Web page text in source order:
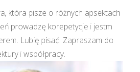
która pisze o różnych apsektach
prowadzę korepetycje i jestm
Lubię pisać. Zapraszam do
i współpracy.